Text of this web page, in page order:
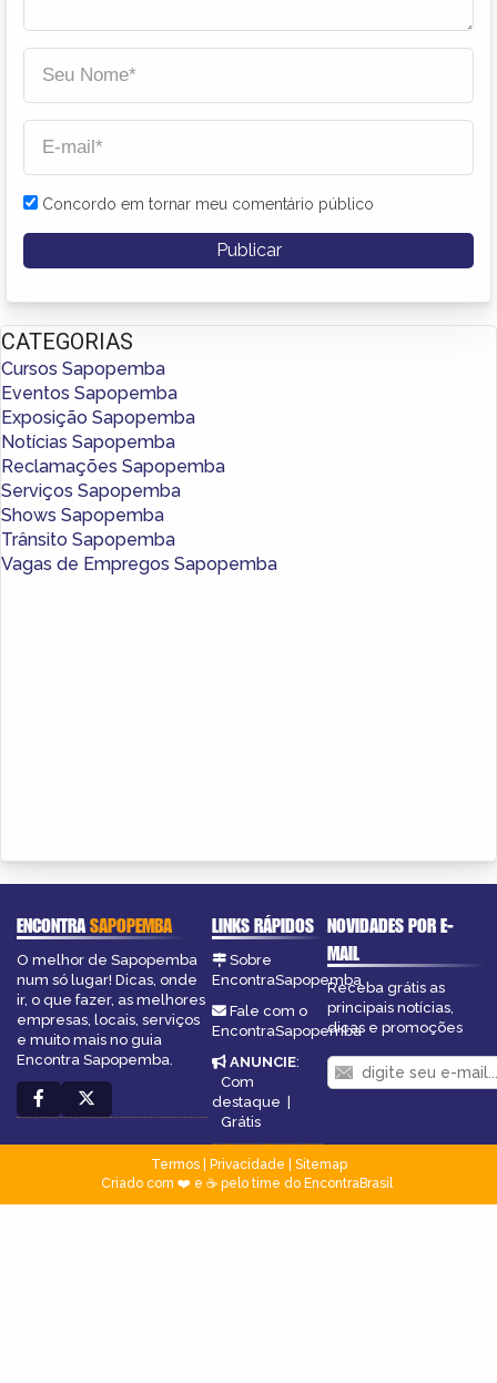
Concordo em tornar meu comentário público
CATEGORIAS
Cursos Sapopemba
Eventos Sapopemba
Exposição Sapopemba
Notícias Sapopemba
Reclamações Sapopemba
Serviços Sapopemba
Shows Sapopemba
Trânsito Sapopemba
Vagas de Empregos Sapopemba
ENCONTRASAPOPEMBA
O melhor de Sapopemba
num só lugar! Dicas, onde
ir, o que fazer, as melhores
empresas, locais, serviços
e muito mais no guia
Encontra Sapopemba.
LINKS RÁPIDOS
Sobre
EncontraSapopemba
Fale com o
EncontraSapopemba
ANUNCIE:
Com
destaque
Grátis
NOVIDADES POR E-
MAIL
Receba grátis as
principais notícias,
dicas e promoções
Termos| Privacidade
Sitemap
Criado com ❤️ e ☕ pelo time do EncontraBrasil